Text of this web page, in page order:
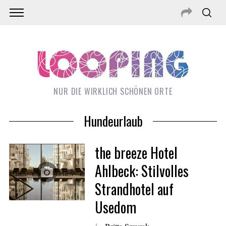
NUR DIE WIRKLICH SCHÖNEN ORTE
Hundeurlaub
the breeze Hotel
Ahlbeck: Stilvolles
Strandhotel auf
Usedom